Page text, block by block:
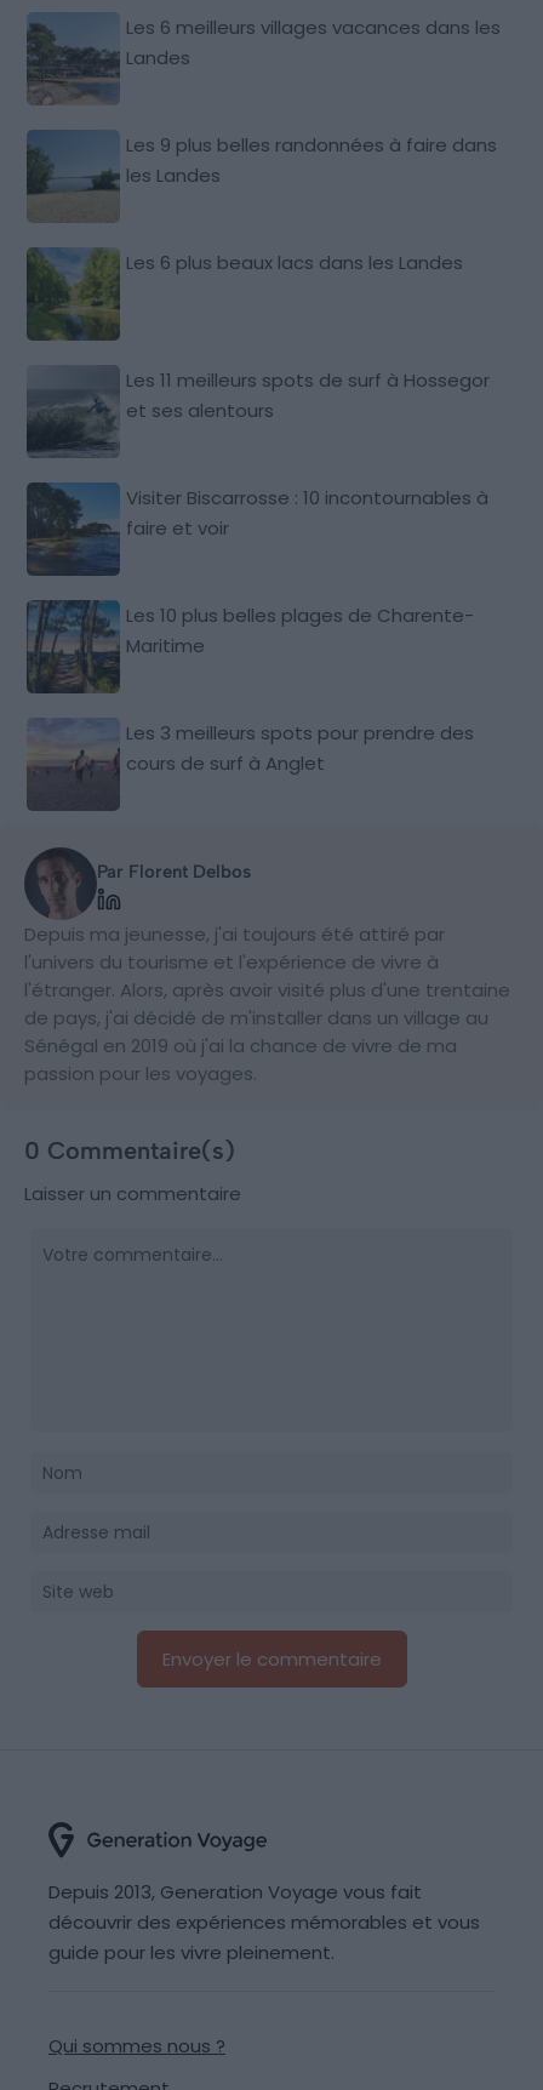
Les 6 meilleurs villages vacances dans les
Landes
Les 9 plus belles randonnées à faire dans
les Landes
Les 6 plus beaux lacs dans les Landes
Les 11 meilleurs spots de surf à Hossegor
et ses alentours
Visiter Biscarrosse : 10 incontournables à
faire et voir
Les 10 plus belles plages de Charente-
Maritime
Les 3 meilleurs spots pour prendre des
cours de surf à Anglet
Par Florent Delbos
Depuis ma jeunesse, j'ai toujours été attiré par
l'univers du tourisme et l'expérience de vivre à
l'étranger. Alors, après avoir visité plus d'une trentaine
de pays, j'ai décidé de m'installer dans un village au
Sénégal en 2019 où j'ai la chance de vivre de ma
passion pour les voyages.
0 Commentaire(s)
Laisser un commentaire
Depuis 2013, Generation Voyage vous fait
découvrir des expériences mémorables et vous
guide pour les vivre pleinement.
Qui sommes nous ?